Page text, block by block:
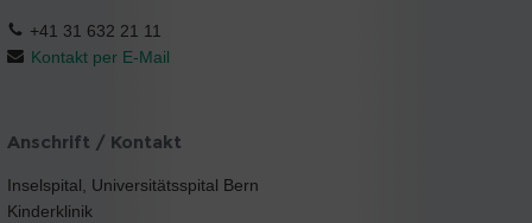
+41 31 632 21 11
Kontakt per E-Mail
Anschrift / Kontakt
Inselspital, Universitätsspital Bern
Kinderklinik